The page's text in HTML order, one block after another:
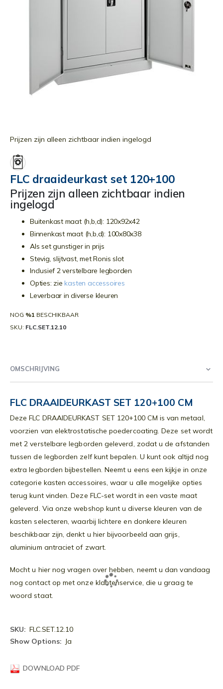
naar
begin
van
de
afbeeldingen-
gallerij
FLC draaideurkast set 120+100
Prijzen zijn alleen zichtbaar indien
ingelogd
Buitenkast maat (h,b,d): 120x92x42
Binnenkast maat (h,b,d): 100x80x38
Als set gunstiger in prijs
Stevig, slijtvast, met Ronis slot
Inclusief 2 verstelbare legborden
Opties: zie kasten accessoires
Leverbaar in diverse kleuren
NOG %1 BESCHIKBAAR
SKU FLC.SET.12.10
Prijzen zijn alleen zichtbaar indien ingelogd
OMSCHRIJVING
FLC DRAAIDEURKAST SET 120+100 CM
Deze FLC DRAAIDEURKAST SET 120+100 CM is van metaal,
voorzien van elektrostatische poedercoating. Deze set wordt
met 2 verstelbare legborden geleverd, zodat u de afstanden
tussen de legborden zelf kunt bepalen. U kunt ook altijd nog
extra legborden bijbestellen. Neemt u eens een kijkje in onze
categorie kasten accessoires, waar u alle mogelijke opties
terug kunt vinden. Deze FLC-set wordt in een vaste maat
geleverd. Via onze webshop kunt u diverse kleuren van de
kasten selecteren, waarbij lichtere en donkere kleuren
beschikbaar zijn, denkt u hier bijvoorbeeld aan grijs,
aluminium antraciet of zwart.
Mocht u hier nog vragen over hebben, neemt u dan vandaag
nog contact op met onze klantenservice, die u graag te
woord staat.
Meer
informatie
FLC.SET.12.10
Ja
DOWNLOAD PDF